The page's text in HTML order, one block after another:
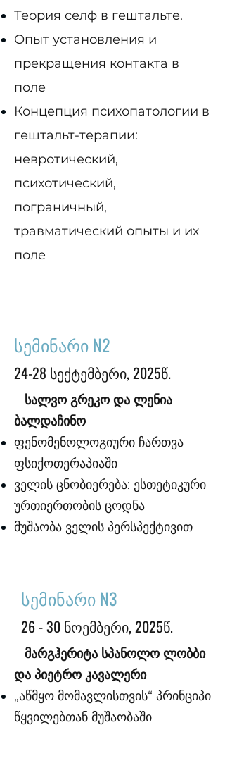
სემინარი N2
24-28 სექტემბერი, 2025წ.
სალვო გრეკო და ლენია
ბალდაჩინო
ფენომენოლოგიური ჩართვა
ფსიქოთერაპიაში
ველის ცნობიერება: ესთეტიკური
ურთიერთობის ცოდნა
მუშაობა ველის პერსპექტივით
სემინარი N3
26 - 30 ნოემბერი, 2025წ.
მარგჰერიტა სპანოლო ლობბი
და პიეტრო კავალერი
„აწმყო მომავლისთვის“ პრინციპი
წყვილებთან მუშაობაში
Теория селф в гештальте.
Опыт установления и
прекращения контакта в
поле
Концепция психопатологии в
гештальт-терапии:
невротический,
психотический,
пограничный,
травматический опыты и их
поле